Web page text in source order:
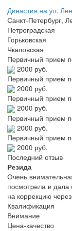
Династия на ул.
Санкт-Петербург,
Петроградская
Горьковская
Чкаловская
Первичный прием
2000 руб.
Первичный прием
2000 руб.
Первичный прием
2000 руб.
Первичный прием
2000 руб.
Первичный прием
2000 руб.
Последний отзыв
Резида
Очень
посмотрела и дала
на коррекцию
Квалификация
Внимание
Цена-качество